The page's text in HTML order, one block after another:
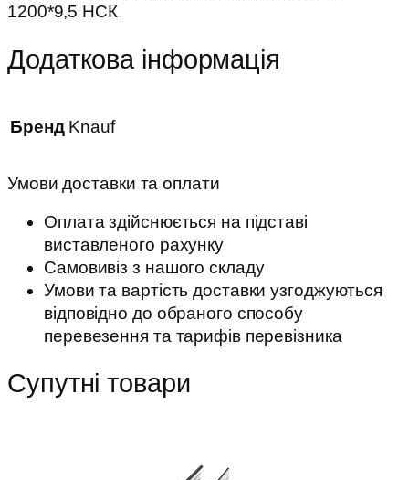
1200*9,5 НСК
Додаткова інформація
Бренд Knauf
Умови доставки та оплати
Оплата здійснюється на підставі
виставленого рахунку
Самовивіз з нашого складу
Умови та вартість доставки узгоджуються
відповідно до обраного способу
перевезення та тарифів перевізника
Супутні товари